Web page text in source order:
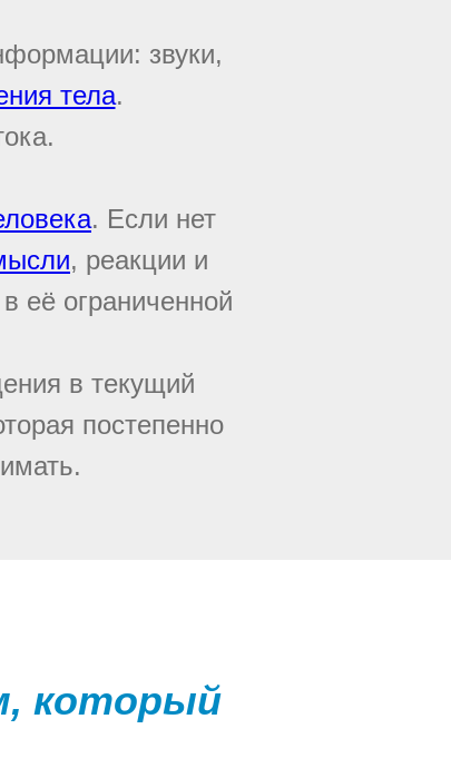
звуки,
тела.
. Если нет
, реакции и
её ограниченной
в текущий
постепенно
который